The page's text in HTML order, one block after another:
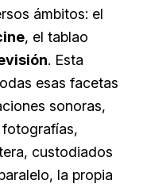
ámbitos: el
, el tablao
. Esta
esas facetas
sonoras,
custodiados
la propia